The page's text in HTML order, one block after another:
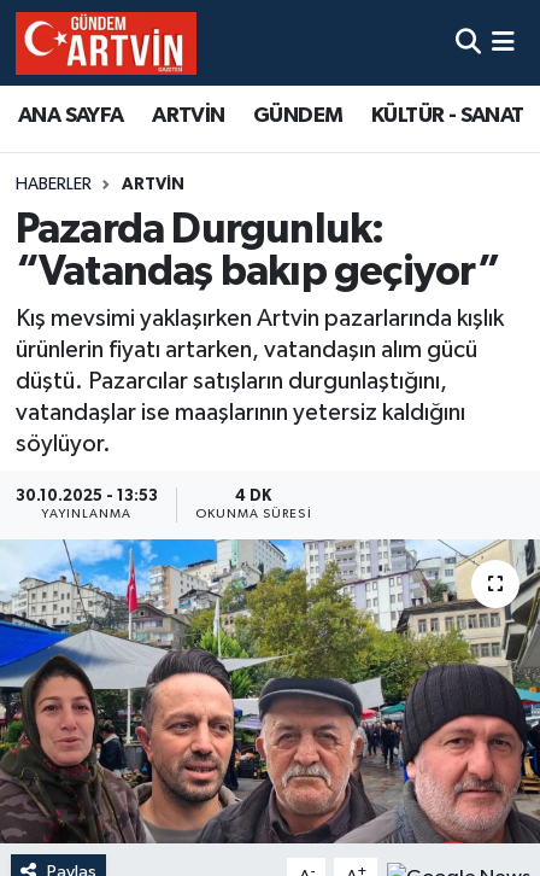
ANA SAYFA ARTVİN GÜNDEM KÜLTÜR - SANAT
HABERLER ARTVİN
Pazarda Durgunluk:
“Vatandaş bakıp geçiyor”
Kış mevsimi yaklaşırken Artvin pazarlarında kışlık
ürünlerin fiyatı artarken, vatandaşın alım gücü
düştü. Pazarcılar satışların durgunlaştığını,
vatandaşlar ise maaşlarının yetersiz kaldığını
söylüyor.
30.10.2025 - 13:53
YAYINLANMA
4 DK
OKUNMA SÜRESI
Paylaş - +